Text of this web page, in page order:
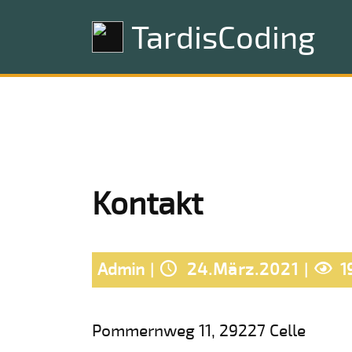
TardisCoding
Kontakt
Admin 24.März.2021
Pommernweg 11, 29227 Celle